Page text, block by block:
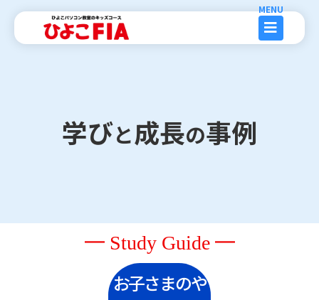
学びと成長の事例
━ Study Guide ━
お子さまのや